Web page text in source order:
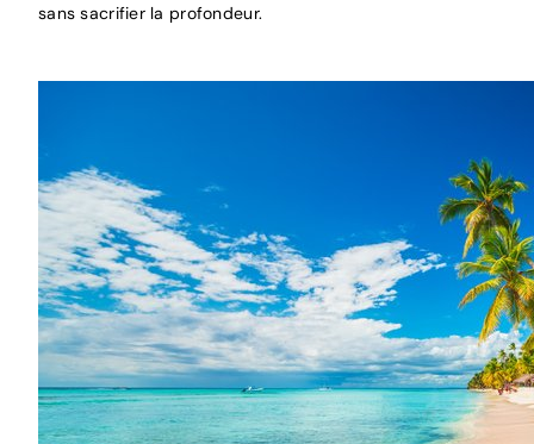
sans sacrifier la profondeur.